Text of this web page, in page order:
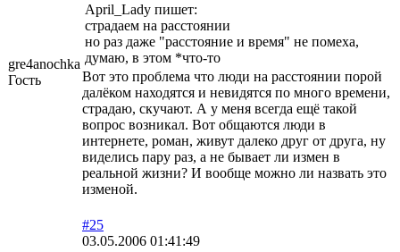
gre4anochka
Гость
April_Lady пишет:
страдаем на расстоянии
но раз даже "расстояние и время" не помеха,
думаю, в этом *что-то
Вот это проблема что люди на расстоянии порой
далёком находятся и невидятся по много времени,
страдаю, скучают. А у меня всегда ещё такой
вопрос возникал. Вот общаются люди в
интернете, роман, живут далеко друг от друга, ну
виделись пару раз, а не бывает ли измен в
реальной жизни? И вообще можно ли назвать это
изменой.
#25
03.05.2006 01:41:49